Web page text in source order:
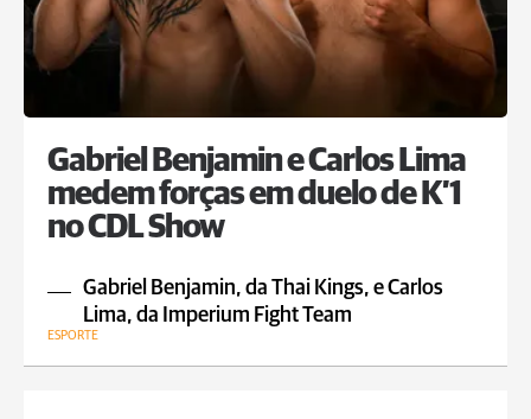
Gabriel Benjamin e Carlos Lima
medem forças em duelo de K’1
no CDL Show
Gabriel Benjamin, da Thai Kings, e Carlos
Lima, da Imperium Fight Team
ESPORTE